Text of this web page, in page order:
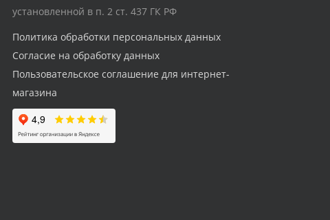
установленной в п. 2 ст. 437 ГК РФ
Политика обработки персональных данных
Согласие на обработку данных
Пользовательское соглашение для интернет-
магазина